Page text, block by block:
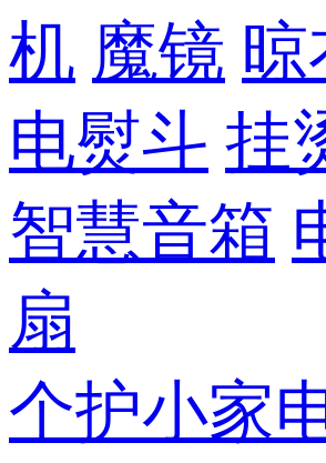
机 魔镜 晾
电熨斗 挂
智慧音箱
扇
个护小家